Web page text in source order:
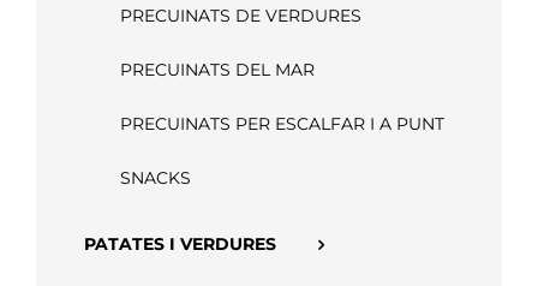
PRECUINATS DE VERDURES
PRECUINATS DEL MAR
PRECUINATS PER ESCALFAR I A PUNT
SNACKS
PATATES I VERDURES